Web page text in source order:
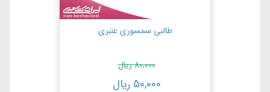
طالبی سمسوری عنبری
80,000ریال
50,000 ریال